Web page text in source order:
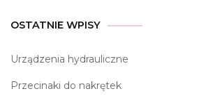
OSTATNIE WPISY
Urządzenia hydrauliczne
Przecinaki do nakrętek